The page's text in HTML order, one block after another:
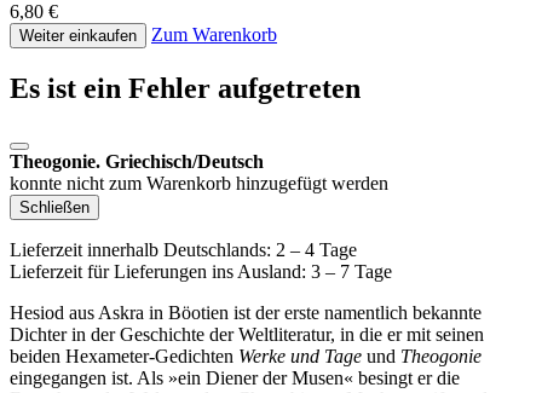
6,80 €
Weiter einkaufen Zum Warenkorb
Es ist ein Fehler aufgetreten
Theogonie. Griechisch/Deutsch
konnte nicht zum Warenkorb hinzugefügt werden
Schließen
Lieferzeit innerhalb Deutschlands: 2 – 4 Tage
Lieferzeit für Lieferungen ins Ausland: 3 – 7 Tage
Hesiod aus Askra in Böotien ist der erste namentlich bekannte
Dichter in der Geschichte der Weltliteratur, in die er mit seinen
beiden Hexameter-Gedichten Werke und Tage und Theogonie
eingegangen ist. Als »ein Diener der Musen« besingt er die